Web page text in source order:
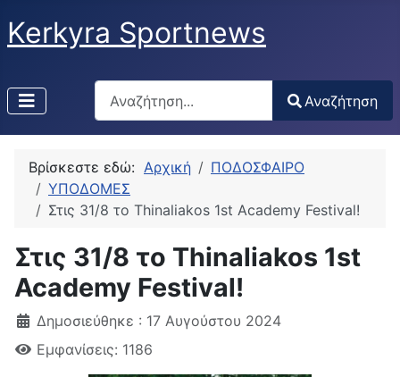
Kerkyra Sportnews
Αναζήτηση
Type 2 or more characters for results.
Αναζήτηση
Βρίσκεστε εδώ: Αρχική
ΠΟΔΟΣΦΑΙΡΟ
ΥΠΟΔΟΜΕΣ
Στις 31/8 το Thinaliakos 1st Academy Festival!
Στις 31/8 το Thinaliakos 1st
Academy Festival!
Δημοσιεύθηκε : 17 Αυγούστου 2024
Εμφανίσεις: 1186